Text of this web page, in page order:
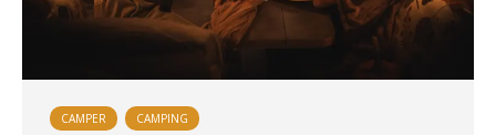
CAMPER CAMPING